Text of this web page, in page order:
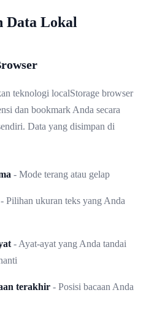
Data Lokal
teknologi localStorage browser
dan bookmark Anda secara
Data yang disimpan di
- Mode terang atau gelap
- Pilihan ukuran teks yang Anda
- Ayat-ayat yang Anda tandai
terakhir - Posisi bacaan Anda